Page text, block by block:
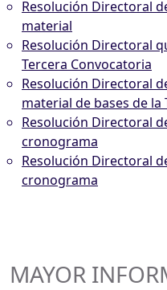
Resolución Directoral
material
Resolución Directoral
Tercera Convocatoria
Resolución Directoral
material de bases de
Resolución Directoral
cronograma
Resolución Directoral
cronograma
MAYOR